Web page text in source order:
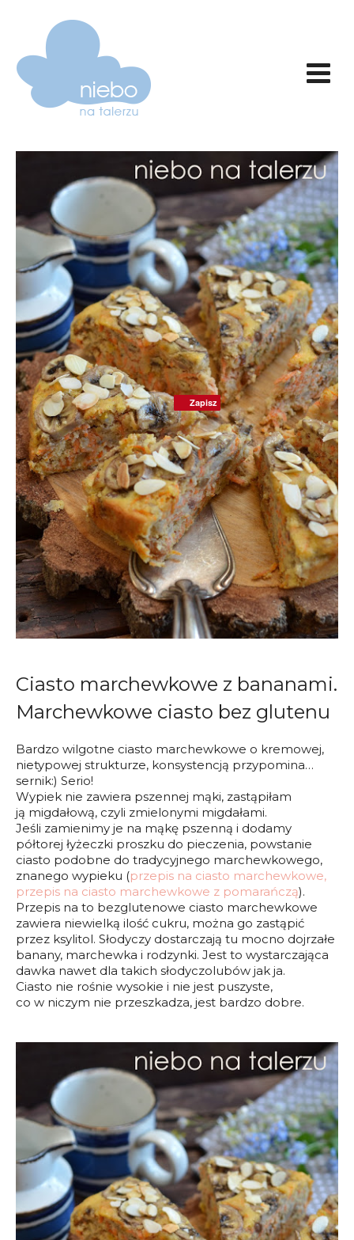
Ciasto marchewkowe z bananami.
Marchewkowe ciasto bez glutenu
Bardzo wilgotne ciasto marchewkowe o kremowej,
nietypowej strukturze, konsystencją przypomina…
sernik:) Serio!
Wypiek nie zawiera pszennej mąki, zastąpiłam
ją migdałową, czyli zmielonymi migdałami.
Jeśli zamienimy je na mąkę pszenną i dodamy
półtorej łyżeczki proszku do pieczenia, powstanie
ciasto podobne do tradycyjnego marchewkowego,
znanego wypieku (przepis na ciasto marchewkowe,
przepis na ciasto marchewkowe z pomarańczą).
Przepis na to bezglutenowe ciasto marchewkowe
zawiera niewielką ilość cukru, można go zastąpić
przez ksylitol. Słodyczy dostarczają tu mocno dojrzałe
banany, marchewka i rodzynki. Jest to wystarczająca
dawka nawet dla takich słodyczolubów jak ja.
Ciasto nie rośnie wysokie i nie jest puszyste,
co w niczym nie przeszkadza, jest bardzo dobre.
Zapisz
Zapisz